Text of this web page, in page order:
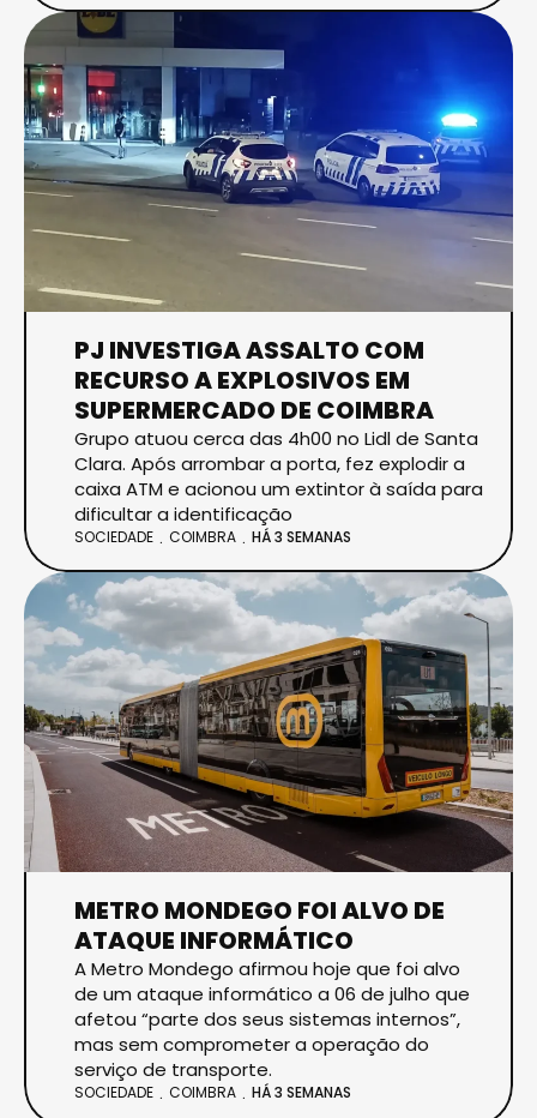
PJ INVESTIGA ASSALTO COM
RECURSO A EXPLOSIVOS EM
SUPERMERCADO DE COIMBRA
Grupo atuou cerca das 4h00 no Lidl de Santa
Clara. Após arrombar a porta, fez explodir a
caixa ATM e acionou um extintor à saída para
dificultar a identificação
SOCIEDADE COIMBRA HÁ 3 SEMANAS
METRO MONDEGO FOI ALVO DE
ATAQUE INFORMÁTICO
A Metro Mondego afirmou hoje que foi alvo
de um ataque informático a 06 de julho que
afetou “parte dos seus sistemas internos”,
mas sem comprometer a operação do
serviço de transporte.
SOCIEDADE COIMBRA HÁ 3 SEMANAS